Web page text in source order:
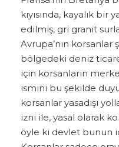
kıyısında, kayalık bir
edilmiş, gri granit
Avrupa’nın korsanlar
bölgedeki deniz
için korsanların
ismini bu şekilde
korsanlar yasadışı
izni ile, yasal olarak
öyle ki devlet bunun